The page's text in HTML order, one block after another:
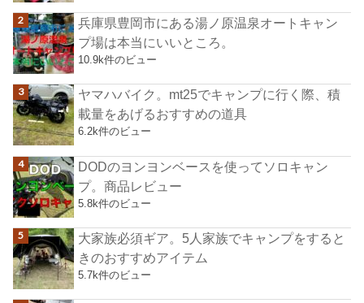
兵庫県豊岡市にある湯ノ原温泉オートキャン
プ場は本当にいいところ。
10.9k件のビュー
ヤマハバイク。mt25でキャンプに行く際、積
載量をあげるおすすめの道具
6.2k件のビュー
DODのヨンヨンベースを使ってソロキャン
プ。商品レビュー
5.8k件のビュー
大家族必須ギア。5人家族でキャンプをすると
きのおすすめアイテム
5.7k件のビュー